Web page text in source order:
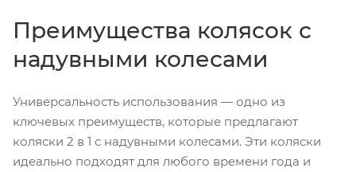
Преимущества колясок с
надувными колесами
Универсальность использования — одно из
ключевых преимуществ, которые предлагают
коляски 2 в 1 с надувными колесами. Эти коляски
идеально подходят для любого времени года и